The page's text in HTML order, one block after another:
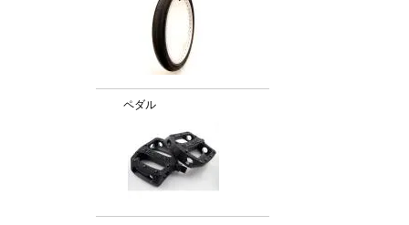
ペダル